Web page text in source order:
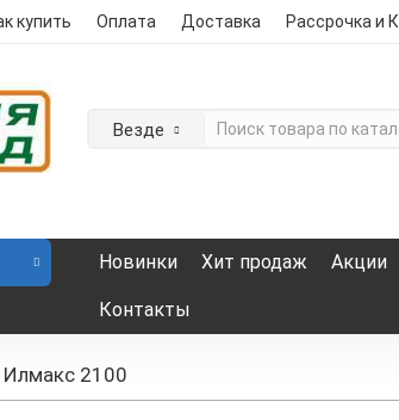
купить Оплата Доставка Рассрочка и
Везде
Новинки Хит продаж Акции
Контакты
Илмакс 2100